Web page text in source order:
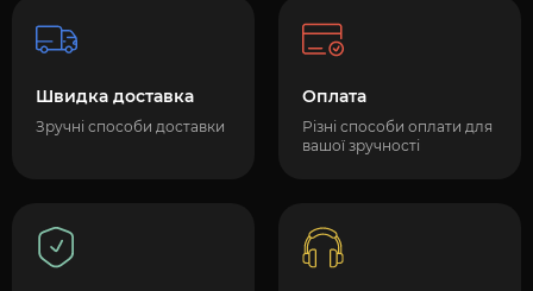
Швидка доставка
Зручні способи доставки
Оплата
Різні способи оплати для
вашої зручності